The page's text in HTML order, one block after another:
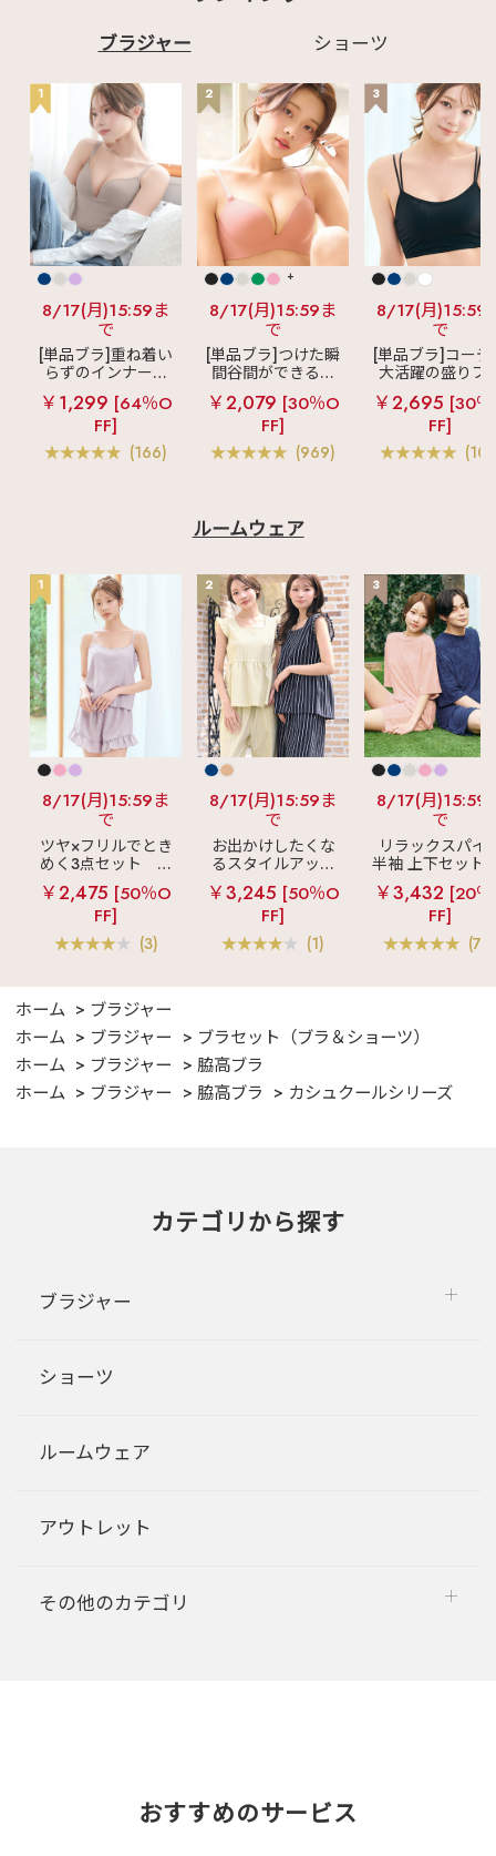
ブラジャー ショーツ
1
8/17(月)15:59ま
で
[単品ブラ]重ね着い
らずのインナーブ
ラ
リッチバスト
ブラトップ (ワイヤ
ー入り)
￥1,299 [64％O
FF]
(166)
2
+
8/17(月)15:59ま
で
[単品ブラ]つけた瞬
間谷間ができるシ
ームレスブラ
超
盛ブラ(R) シームレ
ス 単品ブラジャー
￥2,079 [30％O
FF]
(969)
3
8/17(月)15:59
で
[単品ブラ]コーデ
大活躍の盛りブ
ショートレン
ス ブラトップ 超
ブラ(R) 単品ブ
ャー
￥2,695 [30
FF]
ルームウェア
1
8/17(月)15:59ま
で
ツヤ×フリルでとき
めく3点セット
シ
ルキー ショートパ
ンツ 3点セット
￥2,475 [50％O
FF]
(3)
2
8/17(月)15:59ま
で
お出かけしたくな
るスタイルアップ
見え
ストライプ
フリル ロングパン
ツ 綿混 上下セット
￥3,245 [50％O
FF]
(1)
3
8/17(月)15:59
で
リラックスパイ
半袖 上下セット
女兼用サイズ)
￥3,432 [20
FF]
ホーム
ブラジャー
ホーム
ブラジャー
ブラセット（ブラ＆ショーツ）
ホーム
ブラジャー
脇高ブラ
ホーム
ブラジャー 脇高ブラ カシュクールシリーズ
カテゴリから探す
ブラジャー
ショーツ
ルームウェア
アウトレット
その他のカテゴリ
おすすめのサービス